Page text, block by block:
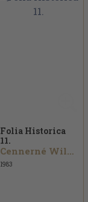
Folia Historica
11.
Cennerné Wilhelmb Gizella...
1983